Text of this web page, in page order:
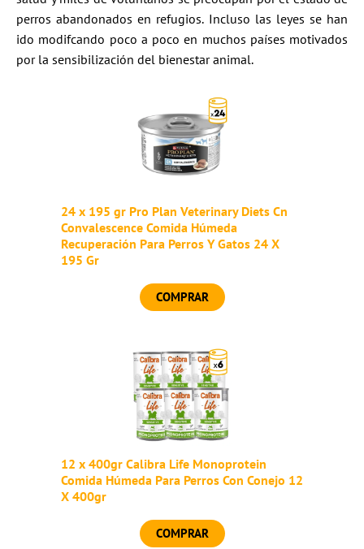
perros abandonados en refugios. Incluso las leyes se han
ido modifcando poco a poco en muchos países motivados
por la sensibilización del bienestar animal.
24 x 195 gr Pro Plan Veterinary Diets Cn
Convalescence Comida Húmeda
Recuperación Para Perros Y Gatos 24 X
195 Gr
COMPRAR
12 x 400gr Calibra Life Monoprotein
Comida Húmeda Para Perros Con Conejo 12
X 400gr
COMPRAR